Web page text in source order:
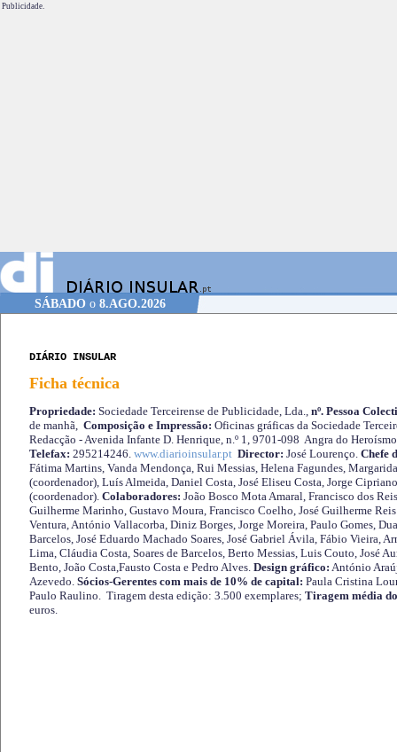
Publicidade.
SÁBADOo 8.AGO.2026
DIÁRIO INSULAR
Ficha técnica
Propriedade: Sociedade Terceirense de Publicidade, Lda., nº. Pessoa
de manhã, Composição e Impressão: Oficinas gráficas da Sociedade
Redacção - Avenida Infante D. Henrique, n.º 1, 9701-098 Angra do
Telefax: 295214246. www.diarioinsular.pt Director: José Lourenço. Chefe
Fátima Martins, Vanda Mendonça, Rui Messias, Helena Fagundes,
(coordenador), Luís Almeida, Daniel Costa, José Eliseu Costa, Jorge
(coordenador). Colaboradores: João Bosco Mota Amaral, Francisco dos
Guilherme Marinho, Gustavo Moura, Francisco Coelho, José Guilherme
Ventura, António Vallacorba, Diniz Borges, Jorge Moreira, Paulo Gomes,
Barcelos, José Eduardo Machado Soares, José Gabriel Ávila, Fábio Vieira,
Lima, Cláudia Costa, Soares de Barcelos, Berto Messias, Luis Couto, José
Bento, João Costa,Fausto Costa e Pedro Alves. Design gráfico: António
Azevedo. Sócios-Gerentes com mais de 10% de capital: Paula Cristina
Paulo Raulino. Tiragem desta edição: 3.500 exemplares; Tiragem média
euros.